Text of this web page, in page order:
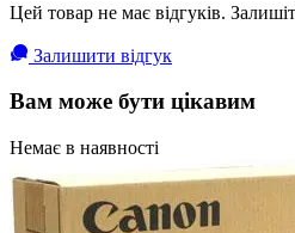
Цей товар не має відгуків.
Залишити відгук
Вам може бути цікавим
Немає в наявності